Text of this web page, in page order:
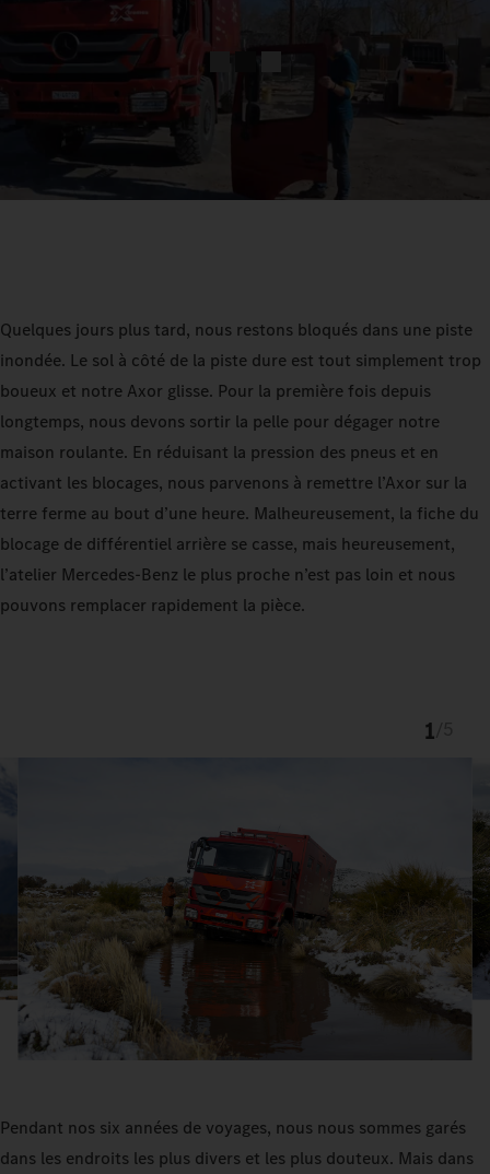
Quelques jours plus tard, nous restons bloqués dans une piste
inondée. Le sol à côté de la piste dure est tout simplement trop
boueux et notre Axor glisse. Pour la première fois depuis
longtemps, nous devons sortir la pelle pour dégager notre
maison roulante. En réduisant la pression des pneus et en
activant les blocages, nous parvenons à remettre l’Axor sur la
terre ferme au bout d’une heure. Malheureusement, la fiche du
blocage de différentiel arrière se casse, mais heureusement,
l’atelier Mercedes-Benz le plus proche n’est pas loin et nous
pouvons remplacer rapidement la pièce.
1
Pendant nos six années de voyages, nous nous sommes garés
dans les endroits les plus divers et les plus douteux. Mais dans